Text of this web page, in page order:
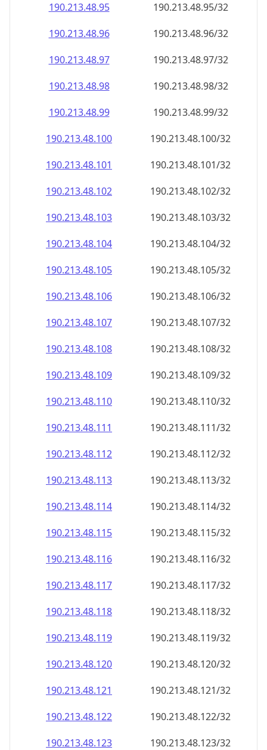
190.213.48.95
190.213.48.95/32
190.213.48.96
190.213.48.96/32
190.213.48.97
190.213.48.97/32
190.213.48.98
190.213.48.98/32
190.213.48.99
190.213.48.99/32
190.213.48.100
190.213.48.100/32
190.213.48.101
190.213.48.101/32
190.213.48.102
190.213.48.102/32
190.213.48.103
190.213.48.103/32
190.213.48.104
190.213.48.104/32
190.213.48.105
190.213.48.105/32
190.213.48.106
190.213.48.106/32
190.213.48.107
190.213.48.107/32
190.213.48.108
190.213.48.108/32
190.213.48.109
190.213.48.109/32
190.213.48.110
190.213.48.110/32
190.213.48.111
190.213.48.111/32
190.213.48.112
190.213.48.112/32
190.213.48.113
190.213.48.113/32
190.213.48.114
190.213.48.114/32
190.213.48.115
190.213.48.115/32
190.213.48.116
190.213.48.116/32
190.213.48.117
190.213.48.117/32
190.213.48.118
190.213.48.118/32
190.213.48.119
190.213.48.119/32
190.213.48.120
190.213.48.120/32
190.213.48.121
190.213.48.121/32
190.213.48.122
190.213.48.122/32
190.213.48.123
190.213.48.123/32